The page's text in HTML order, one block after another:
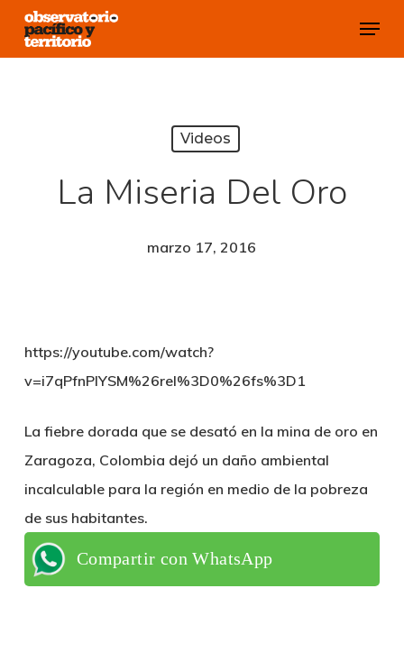
Skip
Menu
Videos
La Miseria Del Oro
marzo 17, 2016
https://youtube.com/watch?
v=i7qPfnPlYSM%26rel%3D0%26fs%3D1
La fiebre dorada que se desató en la mina de oro en
Zaragoza, Colombia dejó un daño ambiental
incalculable para la región en medio de la pobreza
de sus habitantes.
Compartir con WhatsApp
Close